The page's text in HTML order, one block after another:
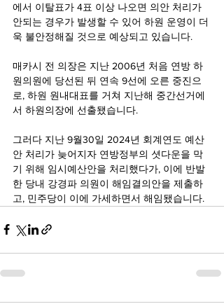
에서 이탈표가 4표 이상 나오면 의안 처리가
안되는 경우가 발생할 수 있어 하원 운영이 더
욱 불안정해질 것으로 예상되고 있습니다.
매카시 전 의장은 지난 2006년 처음 연방 하
원의원에 당선된 뒤 연속 9선에 오른 중진으
로, 하원 원내대표를 거쳐 지난해 중간선거에
서 하원의장에 선출됐습니다.
그러다 지난 9월30일 2024년 회계연도 예산
안 처리가 늦어지자 연방정부의 셧다운을 막
기 위해 임시예산안을 처리했다가, 이에 반발
한 당내 강경파 의원이 해임결의안을 제출하
고, 민주당이 이에 가세하면서 해임됐습니다.